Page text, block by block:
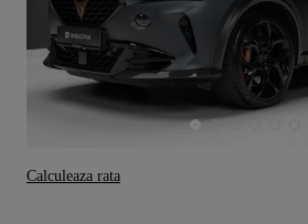
Calculeaza rata